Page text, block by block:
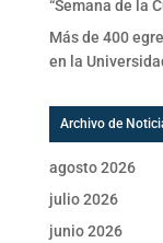
“Semana de la
Más de 400
en la
Archivo de
agosto 2026
julio 2026
junio 2026